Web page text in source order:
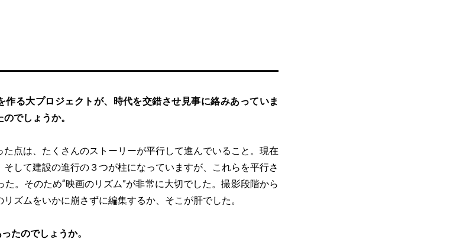
作る大プロジェクトが、時代を交錯させ見事に絡みあっていま
でしょうか。
点は、たくさんのストーリーが平行して進んでいること。現在
そして建設の進行の３つが柱になっていますが、これらを平行さ
。そのため“映画のリズム”が非常に大切でした。撮影段階から
ズムをいかに崩さずに編集するか、そこが肝でした。
たのでしょうか。